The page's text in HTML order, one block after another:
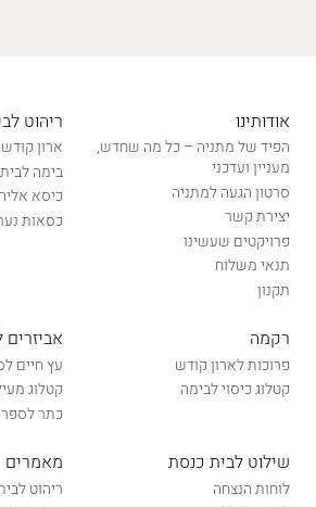
אודותינו
הפיד של מתניה – כל מה שחדש,
מעניין ועדכני
סרטון הגעה למתניה
יצירת קשר
פרויקטים שעשינו
תנאי משלוח
תקנון
ריהוט
ארון קודש
בימה
כיסא
כסאות
רקמה
פרוכות לארון קודש
קטלוג כיסוי לבימה
עץ חיים
קטלוג
כתר
שילוט לבית כנסת
לוחות הנצחה
מאמרים
ריהוט